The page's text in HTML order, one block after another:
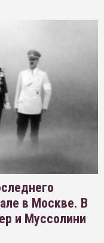
в Москве. В
и Муссолини